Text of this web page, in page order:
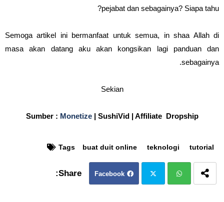
pejabat dan sebagainya? Siapa tahu?
Semoga artikel ini bermanfaat untuk semua, in shaa Allah di
masa akan datang aku akan kongsikan lagi panduan dan
sebagainya.
Sekian
Sumber : Monetize| SushiVid | Affiliate Dropship
Tags buat duit online teknologi tutorial
Facebook